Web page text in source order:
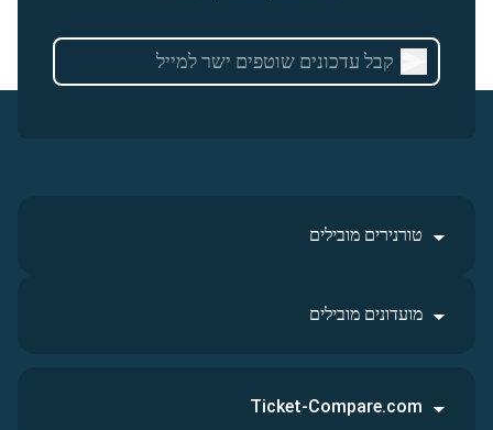
טורנירים מובילים
מועדונים מובילים
Ticket-Compare.com